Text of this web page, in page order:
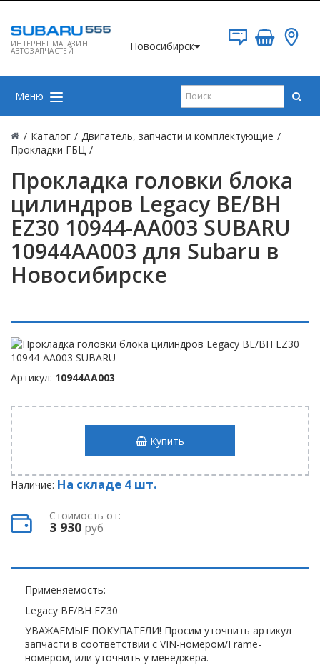
ИНТЕРНЕТ МАГАЗИН
АВТОЗАПЧАСТЕЙ Новосибирск
Меню
/ Каталог / Двигатель, запчасти и комплектующие /
Прокладки ГБЦ /
Прокладка головки блока
цилиндров Legacy BE/BH
EZ30 10944-AA003 SUBARU
10944AA003 для Subaru в
Новосибирске
Артикул: 10944AA003
Купить
Наличие: На складе 4 шт.
Стоимость от:
3 930 руб
Применяемость:
Legacy BE/BH EZ30
УВАЖАЕМЫЕ ПОКУПАТЕЛИ! Просим уточнить артикул
запчасти в соответствии с VIN-номером/Frame-
номером, или уточнить у менеджера.